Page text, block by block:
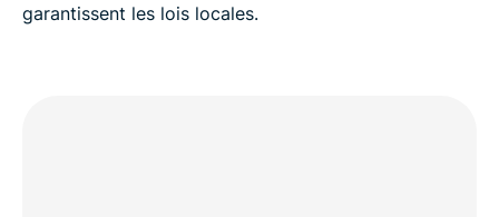
garantissent les lois locales.